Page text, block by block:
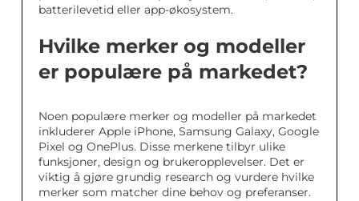
batterilevetid eller app-økosystem.
Hvilke merker og modeller
er populære på markedet?
Noen populære merker og modeller på markedet
inkluderer Apple iPhone, Samsung Galaxy, Google
Pixel og OnePlus. Disse merkene tilbyr ulike
funksjoner, design og brukeropplevelser. Det er
viktig å gjøre grundig research og vurdere hvilke
merker som matcher dine behov og preferanser.